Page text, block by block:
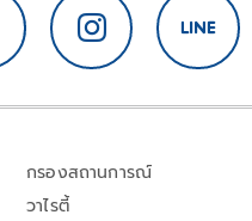
กรองสถานการณ์
วาไรตี้